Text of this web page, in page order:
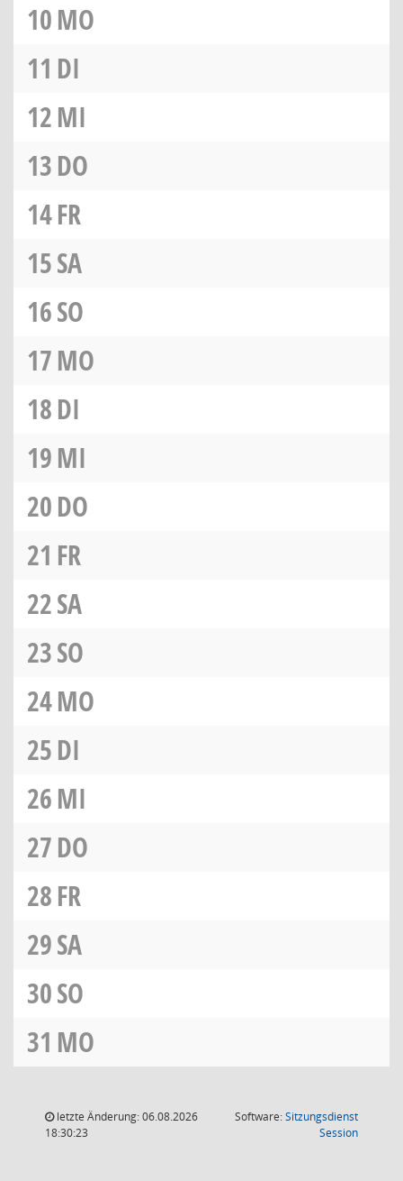
10MO
11 DI
12MI
13DO
14FR
15SA
16SO
17MO
18DI
19MI
20DO
21 FR
22SA
23SO
24MO
25DI
26MI
27DO
28FR
29SA
30SO
31 MO
letzte Änderung: 06.08.2026
18:30:23
Software:Sitzungsdienst
Session(Wird in